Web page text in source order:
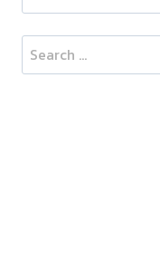
for:
Search
for: